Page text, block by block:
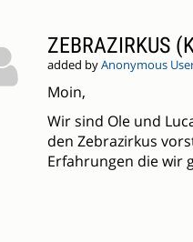
ZEBRAZIRKUS
added byAnonymous
Moin,
Wir sind Ole und
den Zebrazirkus
Erfahrungen die wir